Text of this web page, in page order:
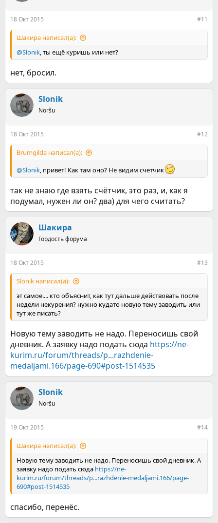
18 Окт 2015 #11
Шакира написал(а):
@Slonik, ты ещё куришь или нет?
нет, бросил.
Slonik
Noršu
18 Окт 2015 #12
Brumgilda написал(а):
@Slonik, привет! Как там оно? Не видим счетчик
так не знаю где взять счётчик, это раз, и, как я
подумал, нужен ли он? два) для чего считать?
Шакира
Гордость форума
18 Окт 2015 #13
Slonik написал(а):
эт самое.... кто объяснит, как тут дальше действовать после
недели некурения? нужно кудато новую тему заводить или
тут же писать?
Новую тему заводить не надо. Переносишь свой
дневник. А заявку надо подать сюда https://ne-
kurim.ru/forum/threads/p...razhdenie-
medaljami.166/page-690#post-1514535
Slonik
Noršu
19 Окт 2015 #14
Шакира написал(а):
Новую тему заводить не надо. Переносишь свой дневник. А
заявку надо подать сюда https://ne-
kurim.ru/forum/threads/p...razhdenie-medaljami.166/page-
690#post-1514535
спасибо, перенёс.